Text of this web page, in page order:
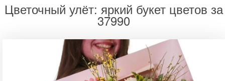
Цветочный улёт: яркий букет цветов за
37990